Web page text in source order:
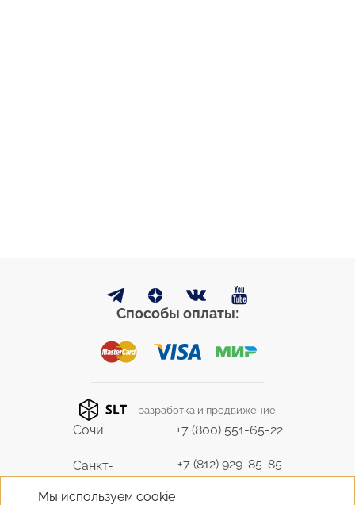
Мы используем cookie
Способы оплаты:
- разработка и продвижение
Сочи +7 (800) 551-65-22
Санкт-
Петербург
+7 (812) 929-85-85
9298585@bk.ru